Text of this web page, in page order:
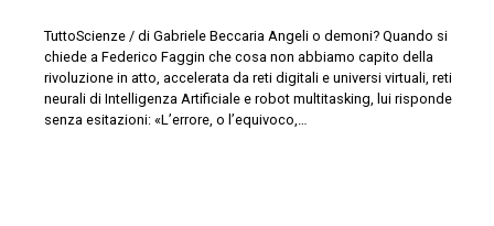
TuttoScienze / di Gabriele Beccaria Angeli o demoni? Quando si
chiede a Federico Faggin che cosa non abbiamo capito della
rivoluzione in atto, accelerata da reti digitali e universi virtuali, reti
neurali di Intelligenza Artificiale e robot multitasking, lui risponde
senza esitazioni: «L’errore, o l’equivoco,…